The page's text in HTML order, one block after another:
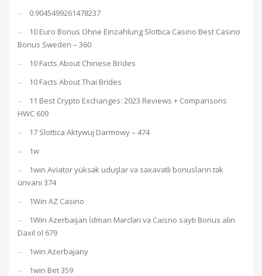
0.9045499261478237
10 Euro Bonus Ohne Einzahlung Slottica Casino Best Casino
Bonus Sweden – 360
10 Facts About Chinese Brides
10 Facts About Thai Brides
11 Best Crypto Exchanges: 2023 Reviews + Comparisons
HWC 609
17 Slottica Aktywuj Darmowy – 474
1w
1win Aviator yüksək uduşlar və səxavətli bonusların tək
ünvanı 374
1Win AZ Casino
1Win Azerbaijan İdman Mərcləri və Caisno saytı Bonus alın
Daxil ol 679
1win Azerbajany
1win Bet 359